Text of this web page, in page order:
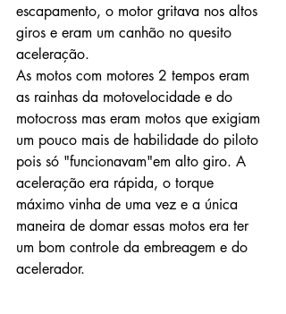
escapamento, o motor gritava nos altos
giros e eram um canhão no quesito
aceleração.
As motos com motores 2 tempos eram
as rainhas da motovelocidade e do
motocross mas eram motos que exigiam
um pouco mais de habilidade do piloto
pois só "funcionavam"em alto giro. A
aceleração era rápida, o torque
máximo vinha de uma vez e a única
maneira de domar essas motos era ter
um bom controle da embreagem e do
acelerador.